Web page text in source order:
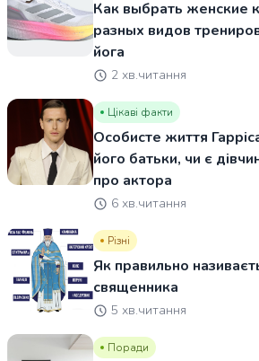
Как выбрать женские
разных видов
йога
2 хв.читання
Цікаві факти
Особисте життя
його батьки, чи є
про актора
6 хв.читання
Різні
Як правильно
священника
5 хв.читання
Поради